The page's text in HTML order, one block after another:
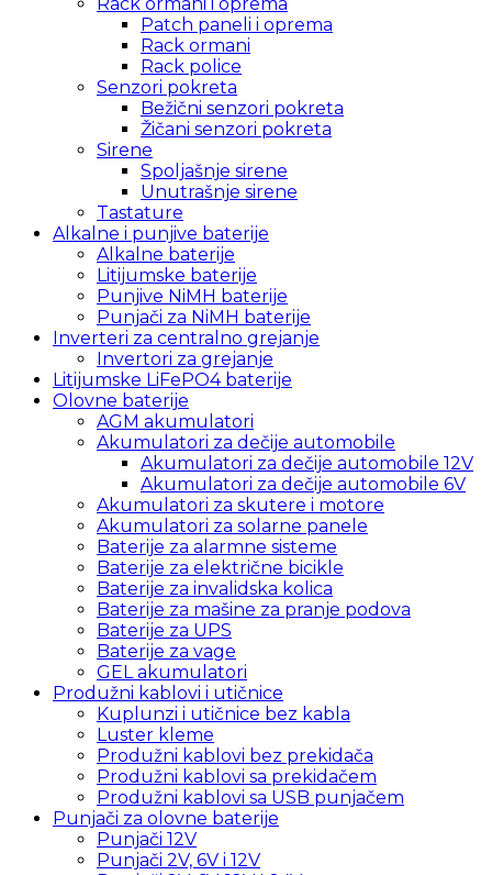
Patch paneli i oprema
Rack ormani
Rack police
Senzori pokreta
Bežični senzori pokreta
Žičani senzori pokreta
Sirene
Spoljašnje sirene
Unutrašnje sirene
Tastature
Alkalne i punjive baterije
Alkalne baterije
Litijumske baterije
Punjive NiMH baterije
Punjači za NiMH baterije
Inverteri za centralno grejanje
Invertori za grejanje
Litijumske LiFePO4 baterije
Olovne baterije
AGM akumulatori
Akumulatori za dečije automobile
Akumulatori za dečije automobile 12V
Akumulatori za dečije automobile 6V
Akumulatori za skutere i motore
Akumulatori za solarne panele
Baterije za alarmne sisteme
Baterije za električne bicikle
Baterije za invalidska kolica
Baterije za mašine za pranje podova
Baterije za UPS
Baterije za vage
GEL akumulatori
Produžni kablovi i utičnice
Kuplunzi i utičnice bez kabla
Luster kleme
Produžni kablovi bez prekidača
Produžni kablovi sa prekidačem
Produžni kablovi sa USB punjačem
Punjači za olovne baterije
Punjači 12V
Punjači 2V, 6V i 12V